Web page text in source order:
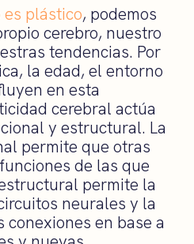
plástico, podemos
cerebro, nuestro
tendencias. Por
la edad, el entorno
en esta
cerebral actúa
y estructural. La
permite que otras
de las que
permite la
neurales y la
conexiones en base a